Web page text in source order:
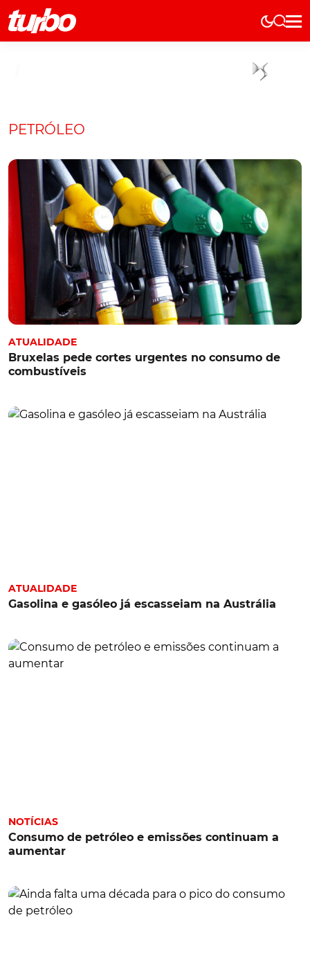
Elétricos
Marcas
Comerciais
Curiosidades
Elétricos
Técnica
Testes
PETRÓLEO
ATUALIDADE
Bruxelas pede cortes urgentes no consumo de
combustíveis
ATUALIDADE
Gasolina e gasóleo já escasseiam na Austrália
NOTÍCIAS
Consumo de petróleo e emissões continuam a
aumentar